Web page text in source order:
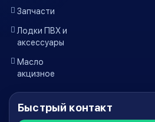
Запчасти
Лодки ПВХ и
аксессуары
Масло
акцизное
Быстрый контакт